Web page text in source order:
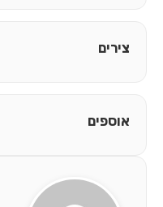
צירים
אוספים